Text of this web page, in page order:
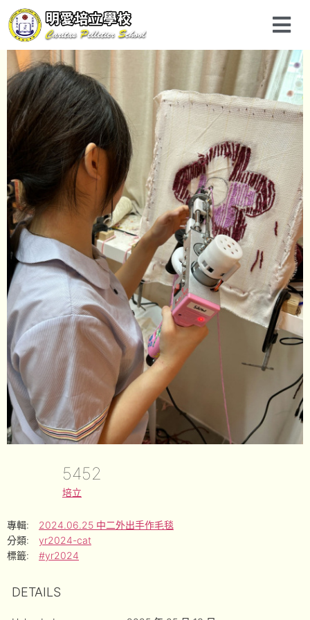
5452
培立
專輯:
2024.06.25 中二外出手作毛毯
分類:
yr2024-cat
標籤:
#yr2024
DETAILS